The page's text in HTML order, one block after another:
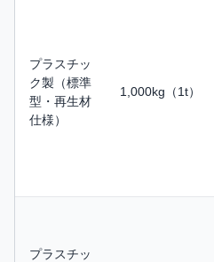
プラスチッ
ク製（標準
型・再生材
仕様）
1,000kg（1t）
プラスチッ